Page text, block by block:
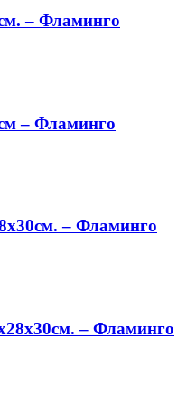
– Фламинго
– Фламинго
– Фламинго
– Фламинго